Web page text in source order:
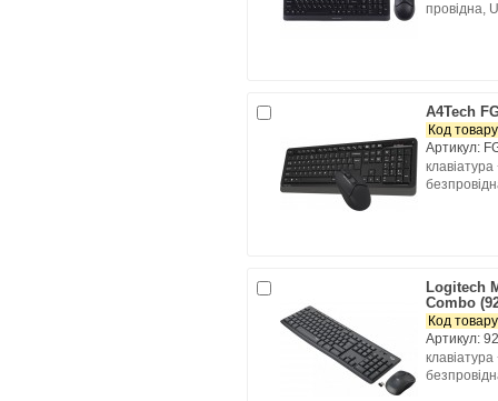
провідна,
A4Tech
Код
Артикул:
Logitech
Combo
Код
Артикул: